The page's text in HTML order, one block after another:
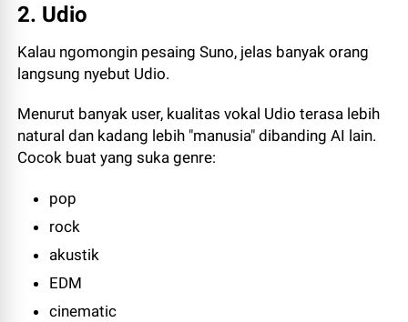
2. Udio
Kalau ngomongin pesaing Suno, jelas banyak orang
langsung nyebut Udio.
Menurut banyak user, kualitas vokal Udio terasa lebih
natural dan kadang lebih "manusia" dibanding AI lain.
Cocok buat yang suka genre:
pop
rock
akustik
EDM
cinematic